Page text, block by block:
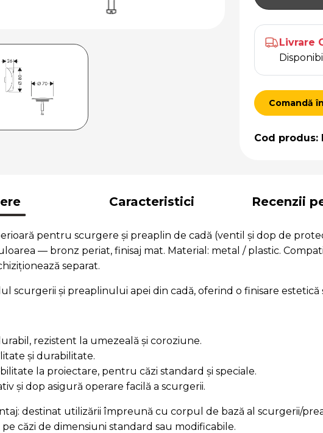
Livrare
Comandă
Cod produs:
Caracteristici Recenzii
pentru scurgere și preaplin de cadă (ventil și dop de
— bronz periat, finisaj mat. Material: metal / plastic.
separat.
scurgerii și preaplinului apei din cadă, oferind o finisare
rezistent la umezeală și coroziune.
și durabilitate.
la proiectare, pentru căzi standard și speciale.
și dop asigură operare facilă a scurgerii.
destinat utilizării împreună cu corpul de bază al scurgerii/
căzi de dimensiuni standard sau modificabile.